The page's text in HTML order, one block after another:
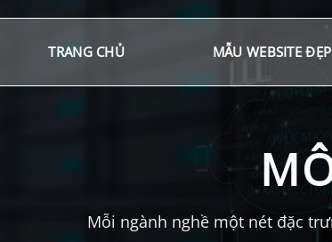
TRANG CHỦ MẪU WEBSITE ĐẸP
Mỗi ngành nghề một nét đặc